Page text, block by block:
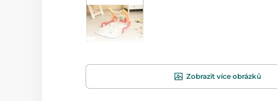
Zobrazit více obrázků